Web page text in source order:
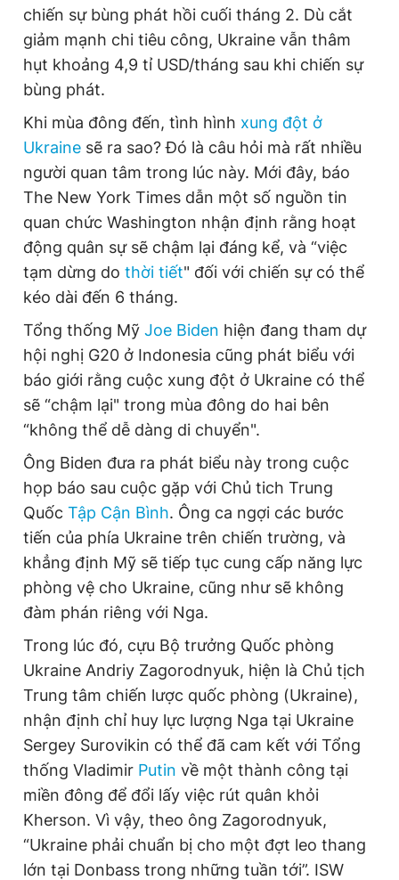
chiến sự bùng phát hồi cuối tháng 2. Dù cắt
giảm mạnh chi tiêu công, Ukraine vẫn thâm
hụt khoảng 4,9 tỉ USD/tháng sau khi chiến sự
bùng phát.
Khi mùa đông đến, tình hình xung đột ở
Ukraine sẽ ra sao? Đó là câu hỏi mà rất nhiều
người quan tâm trong lúc này. Mới đây, báo
The New York Times dẫn một số nguồn tin
quan chức Washington nhận định rằng hoạt
động quân sự sẽ chậm lại đáng kể, và “việc
tạm dừng do thời tiết" đối với chiến sự có thể
kéo dài đến 6 tháng.
Tổng thống Mỹ Joe Biden hiện đang tham dự
hội nghị G20 ở Indonesia cũng phát biểu với
báo giới rằng cuộc xung đột ở Ukraine có thể
sẽ “chậm lại" trong mùa đông do hai bên
“không thể dễ dàng di chuyển".
Ông Biden đưa ra phát biểu này trong cuộc
họp báo sau cuộc gặp với Chủ tich Trung
Quốc Tập Cận Bình. Ông ca ngợi các bước
tiến của phía Ukraine trên chiến trường, và
khẳng định Mỹ sẽ tiếp tục cung cấp năng lực
phòng vệ cho Ukraine, cũng như sẽ không
đàm phán riêng với Nga.
Trong lúc đó, cựu Bộ trưởng Quốc phòng
Ukraine Andriy Zagorodnyuk, hiện là Chủ tịch
Trung tâm chiến lược quốc phòng (Ukraine),
nhận định chỉ huy lực lượng Nga tại Ukraine
Sergey Surovikin có thể đã cam kết với Tổng
thống Vladimir Putin về một thành công tại
miền đông để đổi lấy việc rút quân khỏi
Kherson. Vì vậy, theo ông Zagorodnyuk,
“Ukraine phải chuẩn bị cho một đợt leo thang
lớn tại Donbass trong những tuần tới”. ISW